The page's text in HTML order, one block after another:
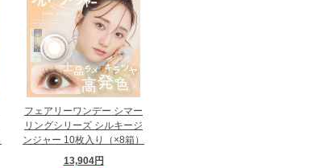
フェアリーワンデー シマー
リングシリーズ シルキージ
ンジャー 10枚入り（×8箱）
13,904円